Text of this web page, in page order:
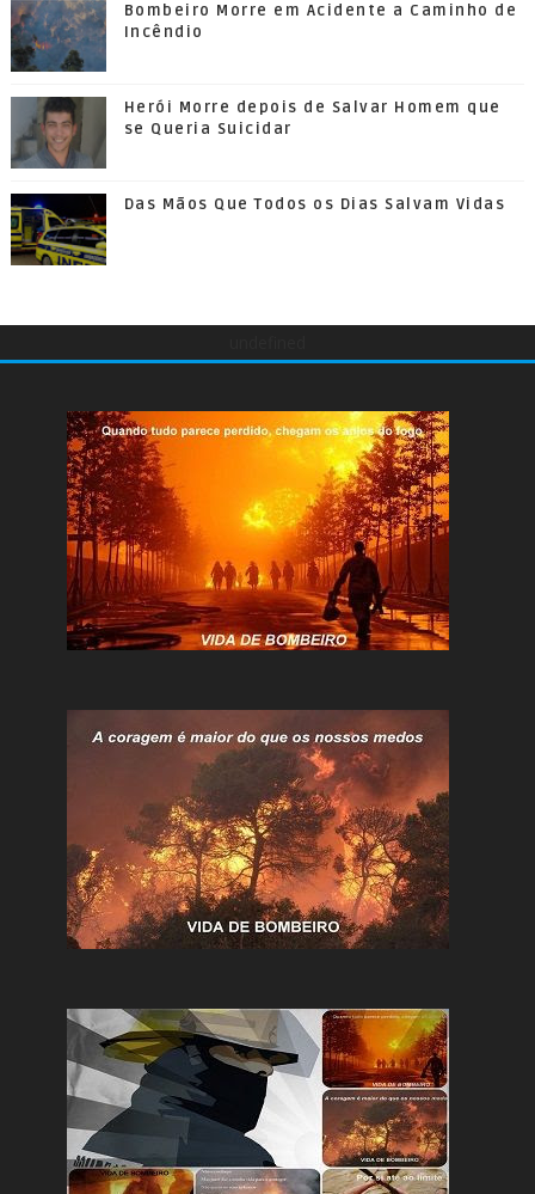
Bombeiro Morre em Acidente a Caminho de
Incêndio
Herói Morre depois de Salvar Homem que
se Queria Suicidar
Das Mãos Que Todos os Dias Salvam Vidas